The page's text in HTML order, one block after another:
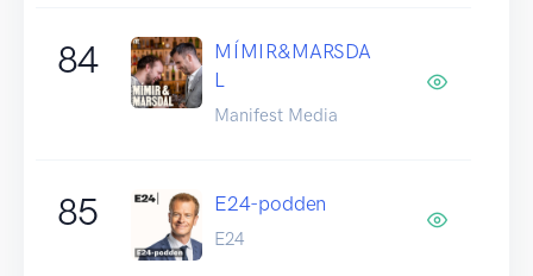
84
MÍMIR&MARSDA
L
Manifest Media
85 E24-podden
E24